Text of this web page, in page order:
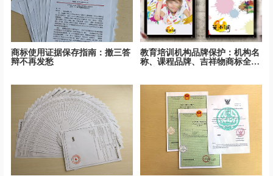
商标使用证据保存指南：撤三答
辩不再发愁
教育培训机构品牌保护：机构名
称、课程品牌、吉祥物商标全面